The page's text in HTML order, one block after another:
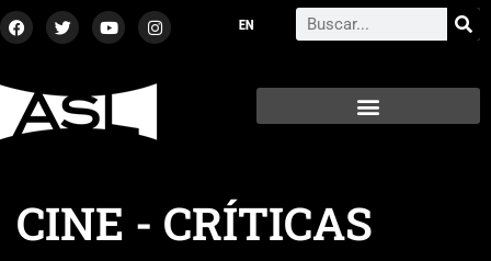
al
F
a
c
o
k
T
w
i
e
r
Y
o
u
b
I
n
s
a
Search
CINE - CRÍTICAS